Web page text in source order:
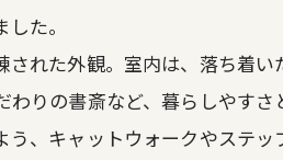
た。
された外観。室内は、落ち着
りの書斎など、暮らしやすさ
、キャットウォークやステッ